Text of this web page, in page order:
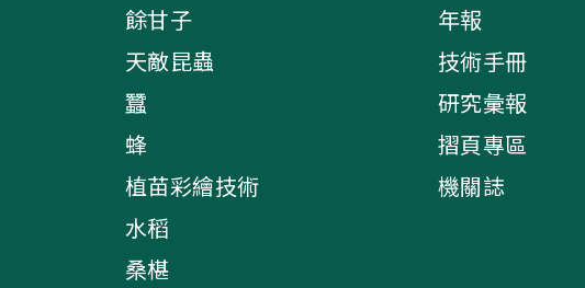
餘甘子
天敵昆蟲
蠶
蜂
植苗彩繪技術
水稻
桑椹
年報
技術手冊
研究彙報
摺頁專區
機關誌